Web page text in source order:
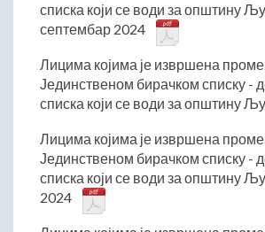
списка који се води за општину
септембар 2024
Лицима којима је извршена
Јединственом бирачком списку -
списка који се води за општину
Лицима којима је извршена
Јединственом бирачком списку -
списка који се води за општину
2024